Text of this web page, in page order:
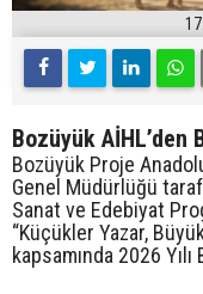
Bozüyük AİHL’den
Bozüyük Proje
Genel Müdürlüğü
Sanat ve Edebiyat
“Küçükler Yazar,
kapsamında 2026